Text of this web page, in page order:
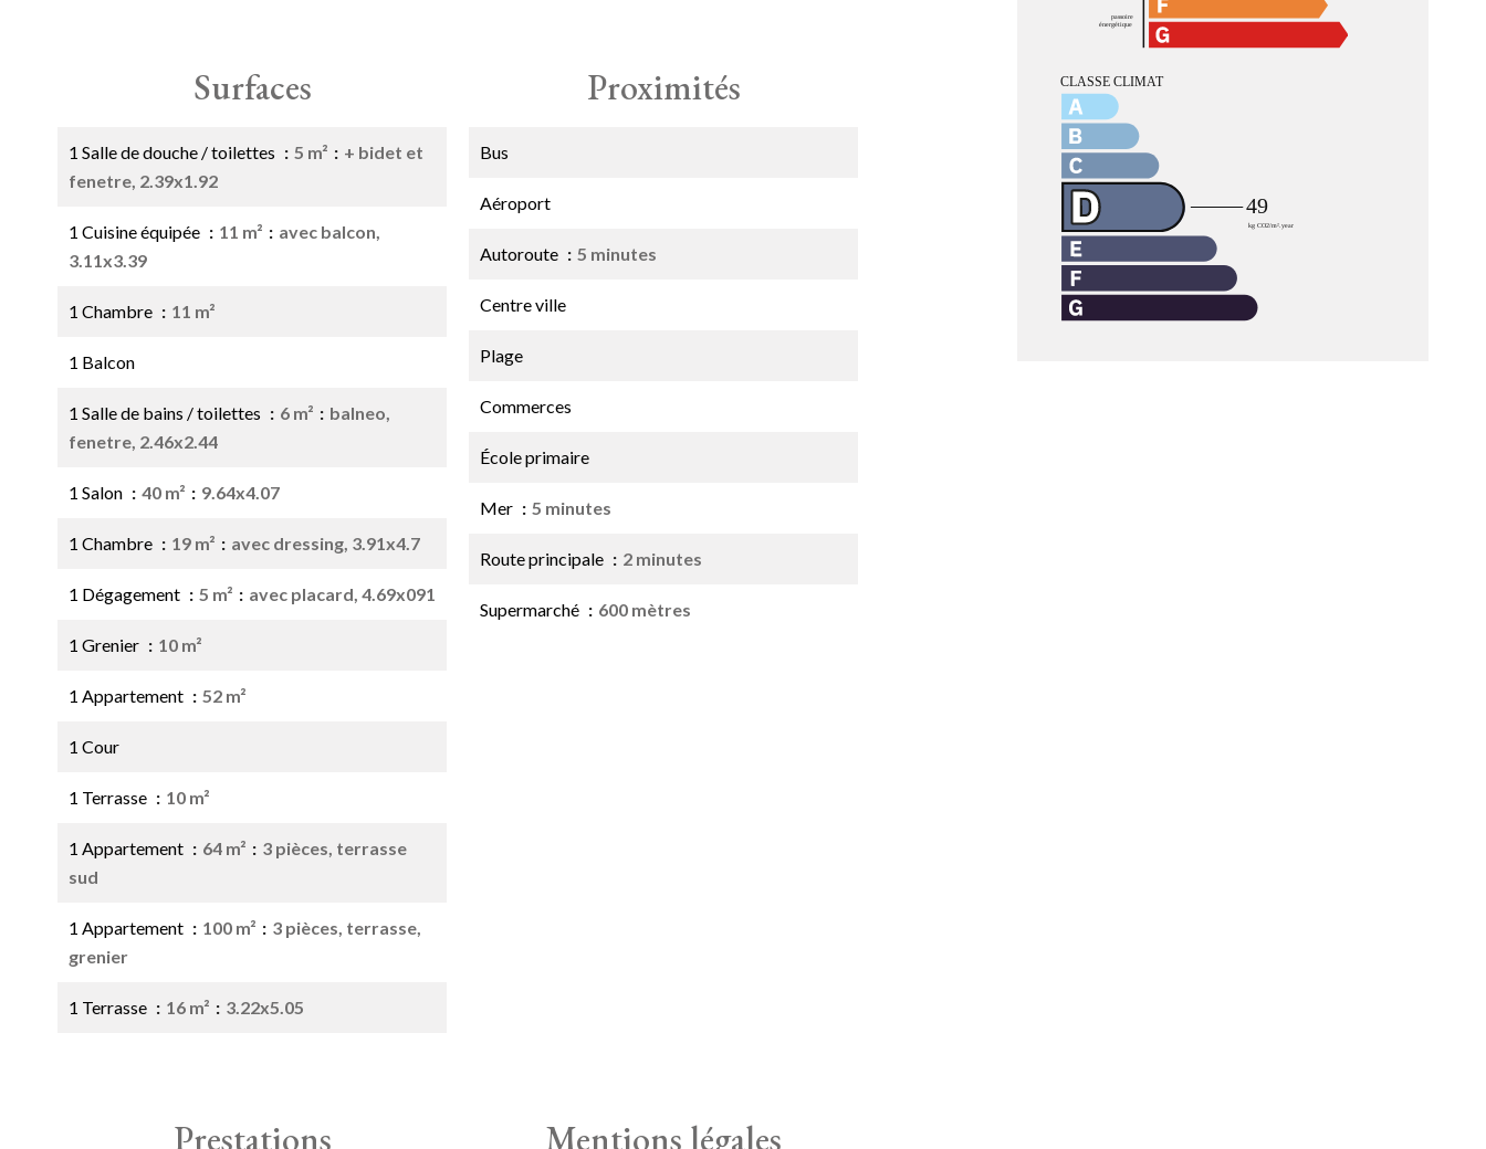
Surfaces
1 Salle de douche / toilettes 5 m²
+ bidet et
fenetre, 2.39x1.92
1 Cuisine équipée 11 m²
avec balcon,
3.11x3.39
1 Chambre 11 m²
1 Balcon
1 Salle de bains / toilettes 6 m²
balneo,
fenetre, 2.46x2.44
1 Salon 40 m² 9.64x4.07
1 Chambre 19 m² avec dressing, 3.91x4.7
1 Dégagement 5 m² avec placard, 4.69x091
1 Grenier 10 m²
1 Appartement 52 m²
1 Cour
1 Terrasse 10 m²
1 Appartement 64 m²
3 pièces, terrasse
sud
1 Appartement 100 m²
3 pièces, terrasse,
grenier
1 Terrasse 16 m² 3.22x5.05
Proximités
Bus
Aéroport
Autoroute 5 minutes
Centre ville
Plage
Commerces
École primaire
Mer 5 minutes
Route principale 2 minutes
Supermarché 600 mètres
Prestations Mentions légales